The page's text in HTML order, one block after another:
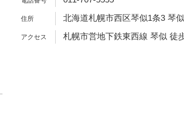
北海道札幌市西区琴似1条3 琴
札幌市営地下鉄東西線 琴似 徒